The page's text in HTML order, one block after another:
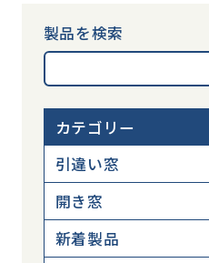
製品を検索
カテゴリー
引違い窓
開き窓
新着製品